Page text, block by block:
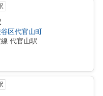
区代官山町
代官山駅